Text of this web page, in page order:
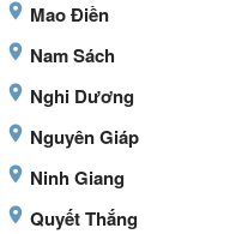
Mao Điền
Nam Sách
Nghi Dương
Nguyên Giáp
Ninh Giang
Quyết Thắng